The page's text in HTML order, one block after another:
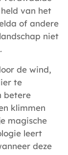
van het
of andere
niet
de wind,
te
betere
klimmen
magische
leert
deze